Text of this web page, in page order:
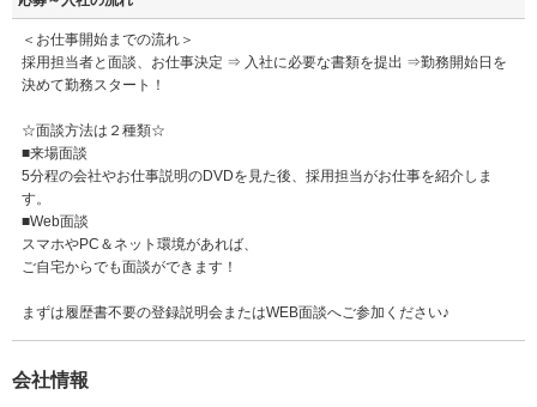
＜お仕事開始までの流れ＞
採用担当者と面談、お仕事決定 ⇒ 入社に必要な書類を提出 ⇒勤務開始日を
決めて勤務スタート！
☆面談方法は２種類☆
■来場面談
5分程の会社やお仕事説明のDVDを見た後、採用担当がお仕事を紹介しま
す。
■Web面談
スマホやPC＆ネット環境があれば、
ご自宅からでも面談ができます！
まずは履歴書不要の登録説明会またはWEB面談へご参加ください♪
会社情報